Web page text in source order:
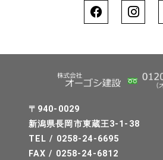
〒940-0029
新潟県長岡市東蔵王3-1-38
TEL / 0258-24-6695
FAX / 0258-24-6812